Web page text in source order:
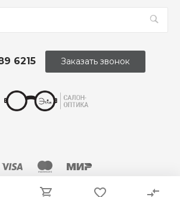
6215 Заказать звонок